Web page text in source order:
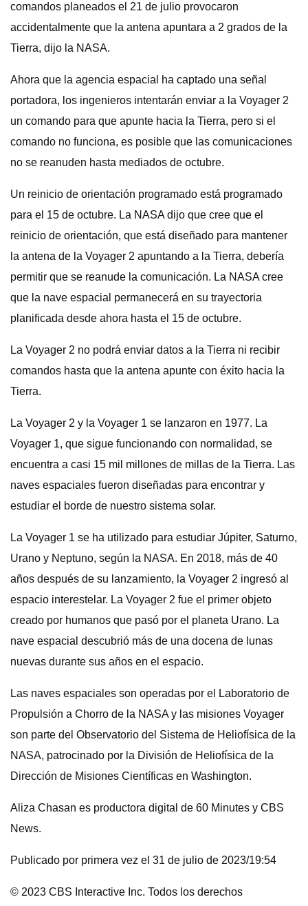
comandos planeados el 21 de julio provocaron
accidentalmente que la antena apuntara a 2 grados de la
Tierra, dijo la NASA.
Ahora que la agencia espacial ha captado una señal
portadora, los ingenieros intentarán enviar a la Voyager 2
un comando para que apunte hacia la Tierra, pero si el
comando no funciona, es posible que las comunicaciones
no se reanuden hasta mediados de octubre.
Un reinicio de orientación programado está programado
para el 15 de octubre. La NASA dijo que cree que el
reinicio de orientación, que está diseñado para mantener
la antena de la Voyager 2 apuntando a la Tierra, debería
permitir que se reanude la comunicación. La NASA cree
que la nave espacial permanecerá en su trayectoria
planificada desde ahora hasta el 15 de octubre.
La Voyager 2 no podrá enviar datos a la Tierra ni recibir
comandos hasta que la antena apunte con éxito hacia la
Tierra.
La Voyager 2 y la Voyager 1 se lanzaron en 1977. La
Voyager 1, que sigue funcionando con normalidad, se
encuentra a casi 15 mil millones de millas de la Tierra. Las
naves espaciales fueron diseñadas para encontrar y
estudiar el borde de nuestro sistema solar.
La Voyager 1 se ha utilizado para estudiar Júpiter, Saturno,
Urano y Neptuno, según la NASA. En 2018, más de 40
años después de su lanzamiento, la Voyager 2 ingresó al
espacio interestelar. La Voyager 2 fue el primer objeto
creado por humanos que pasó por el planeta Urano. La
nave espacial descubrió más de una docena de lunas
nuevas durante sus años en el espacio.
Las naves espaciales son operadas por el Laboratorio de
Propulsión a Chorro de la NASA y las misiones Voyager
son parte del Observatorio del Sistema de Heliofísica de la
NASA, patrocinado por la División de Heliofísica de la
Dirección de Misiones Científicas en Washington.
Aliza Chasan es productora digital de 60 Minutes y CBS
News.
Publicado por primera vez el 31 de julio de 2023/19:54
© 2023 CBS Interactive Inc. Todos los derechos